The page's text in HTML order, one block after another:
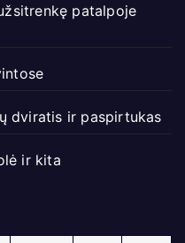
patalpoje
dviratis ir paspirtukas
ir kita